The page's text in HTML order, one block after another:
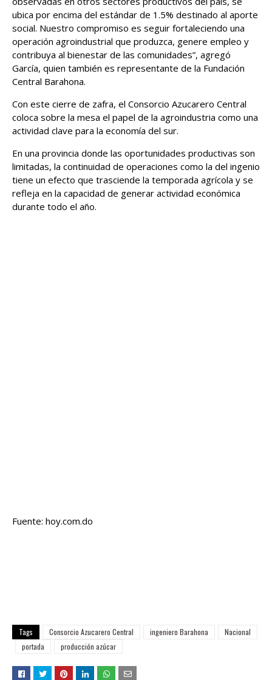
ubica por encima del estándar de 1.5% destinado al aporte
social. Nuestro compromiso es seguir fortaleciendo una
operación agroindustrial que produzca, genere empleo y
contribuya al bienestar de las comunidades”, agregó
García, quien también es representante de la Fundación
Central Barahona.
Con este cierre de zafra, el Consorcio Azucarero Central
coloca sobre la mesa el papel de la agroindustria como una
actividad clave para la economía del sur.
En una provincia donde las oportunidades productivas son
limitadas, la continuidad de operaciones como la del ingenio
tiene un efecto que trasciende la temporada agrícola y se
refleja en la capacidad de generar actividad económica
durante todo el año.
Fuente: hoy.com.do
Tags Consorcio Azucarero Central ingeniero Barahona
Nacional
portada
producción azúcar